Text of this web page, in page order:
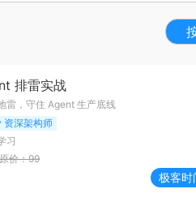
排雷实战
雷，守住 Agent 生产底线
资深架构师
习
原价：99
极客时